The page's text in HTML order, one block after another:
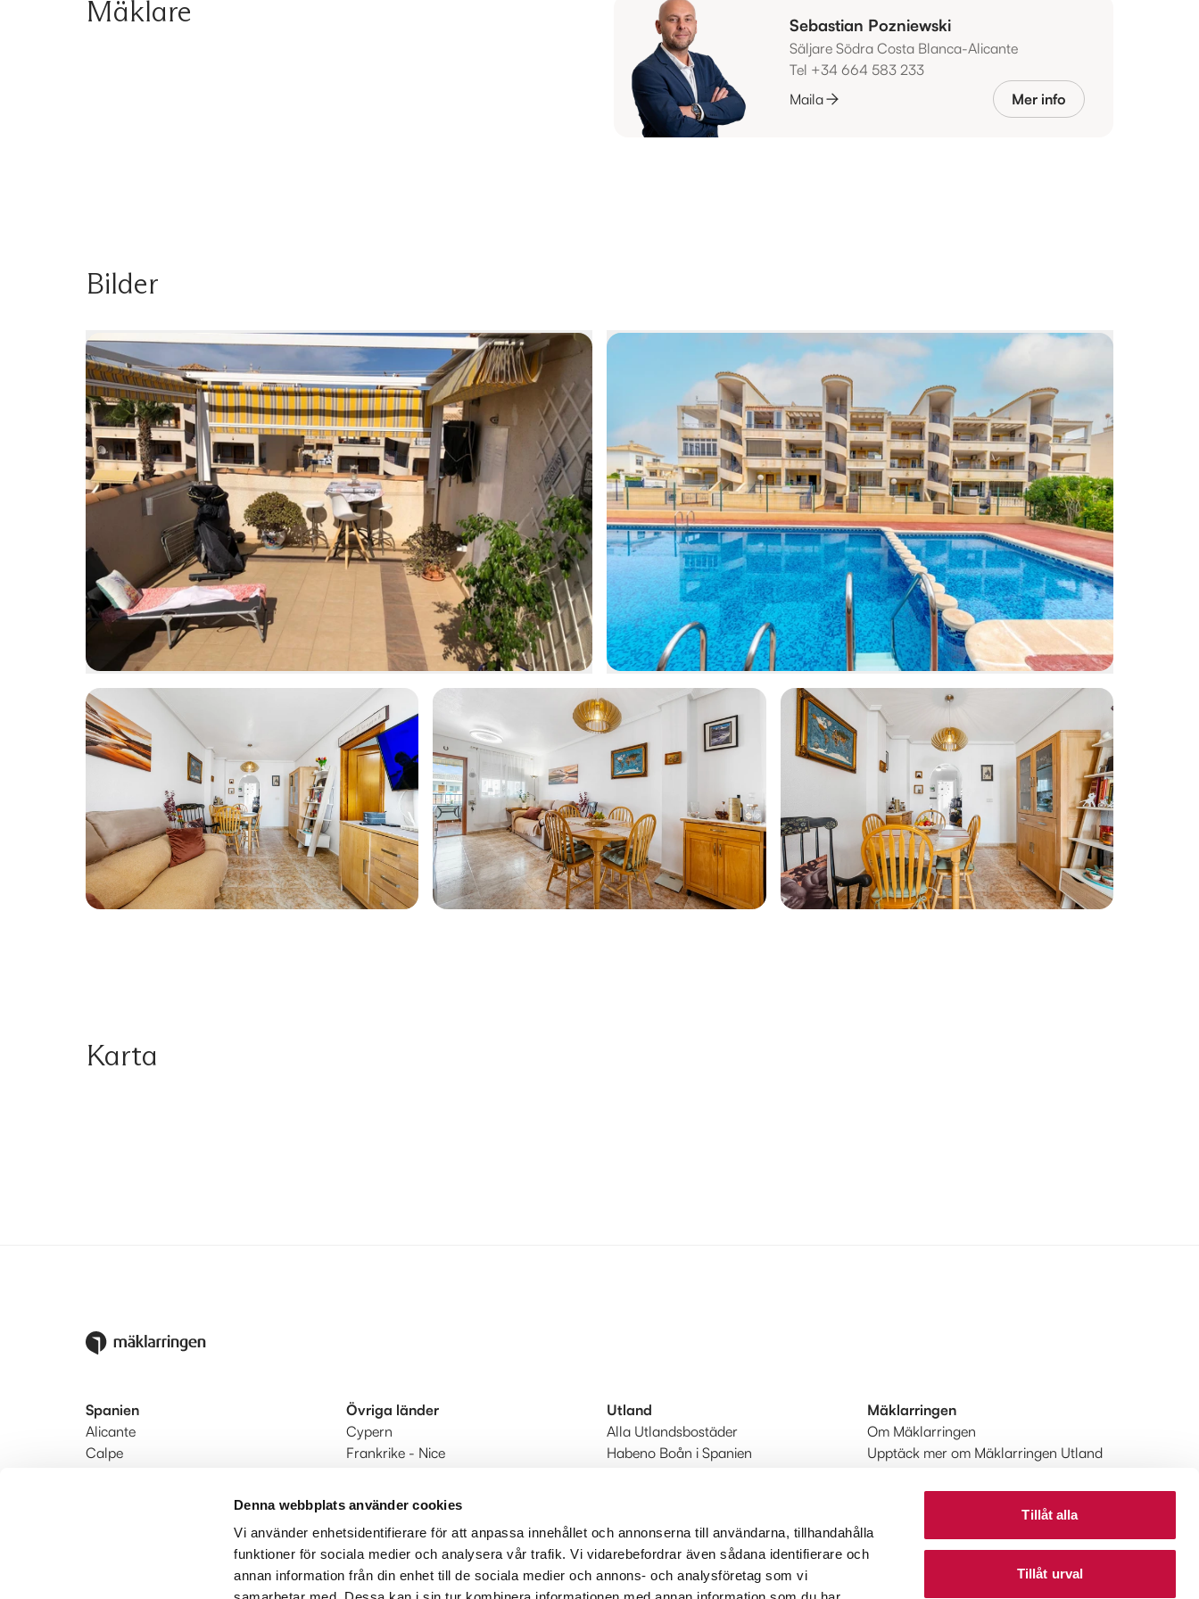
Denna webbplats använder cookies
Vi använder enhetsidentifierare för att anpassa innehållet och annonserna till användarna, tillhandahålla
funktioner för sociala medier och analysera vår trafik. Vi vidarebefordrar även sådana identifierare och
annan information från din enhet till de sociala medier och annons- och analysföretag som vi
Tillåt alla
Tillåt urval
Mäklare Sebastian Pozniewski
Säljare Södra Costa Blanca-Alicante
Tel +34 664 583 233
Maila
Mer info
Bilder
Karta
Spanien
Alicante
Calpe
Estepona-Marbella-Manilva
Övriga länder
Cypern
Frankrike - Nice
Turkiet
Utland
Alla Utlandsbostäder
Habeno Boån i Spanien
Mäklarringen
Om Mäklarringen
Upptäck mer om Mäklarringen Utland